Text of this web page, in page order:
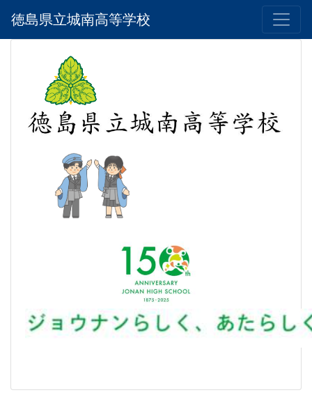
徳島県立城南高等学校